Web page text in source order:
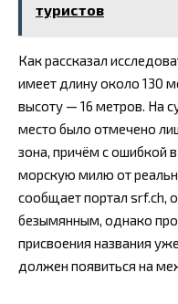
туристов
Как рассказал
имеет длину около 130
высоту — 16 метров. На
место было отмечено
зона, причём с ошибкой
морскую милю от
сообщает портал srf.ch,
безымянным, однако
присвоения названия
должен появиться на